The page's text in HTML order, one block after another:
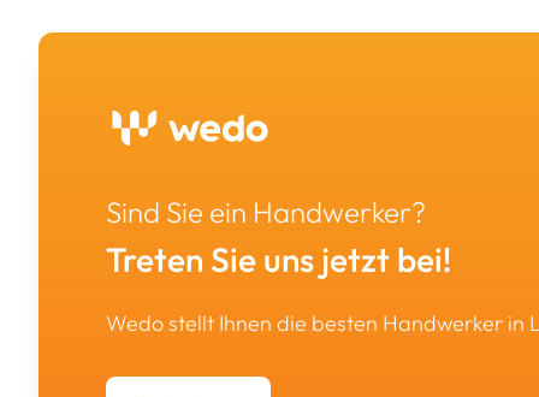
Sind Sie ein Handwerker?
Treten Sie uns jetzt bei!
Wedo stellt Ihnen die besten Handwerker in